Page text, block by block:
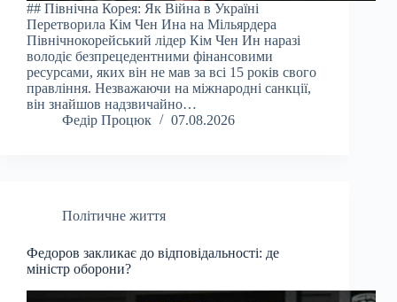
## Північна Корея: Як Війна в Україні
Перетворила Кім Чен Ина на Мільярдера
Північнокорейський лідер Кім Чен Ин наразі
володіє безпрецедентними фінансовими
ресурсами, яких він не мав за всі 15 років свого
правління. Незважаючи на міжнародні санкції,
він знайшов надзвичайно…
Федір Процюк
07.08.2026
Політичне життя
Федоров закликає до відповідальності: де
міністр оборони?